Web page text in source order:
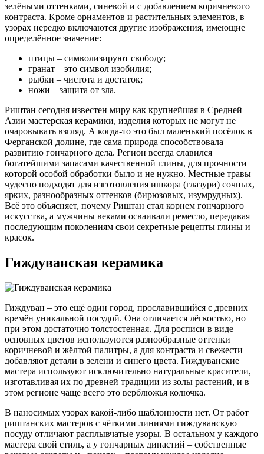
зелёными оттенками, синевой и с добавлением коричневого
контраста. Кроме орнаментов и растительных элементов, в
узорах нередко включаются другие изображения, имеющие
определённое значение:
птицы – символизируют свободу;
гранат – это символ изобилия;
рыбки – чистота и достаток;
ножи – защита от зла.
Риштан сегодня известен миру как крупнейшая в Средней
Азии мастерская керамики, изделия которых не могут не
очаровывать взгляд. А когда-то это был маленький посёлок в
Ферганской долине, где сама природа способствовала
развитию гончарного дела. Регион всегда славился
богатейшими запасами качественной глины, для прочности
которой особой обработки было и не нужно. Местные травы
чудесно подходят для изготовления ишкора (глазури) сочных,
ярких, разнообразных оттенков (бирюзовых, изумрудных).
Всё это объясняет, почему Риштан стал корнем гончарного
искусства, а мужчины веками осваивали ремесло, передавая
последующим поколениям свои секретные рецепты глины и
красок.
Гиждуванская керамика
Гиждуван – это ещё один город, прославившийся с древних
времён уникальной посудой. Она отличается лёгкостью, но
при этом достаточно толстостенная. Для росписи в виде
основных цветов используются разнообразные оттенки
коричневой и жёлтой палитры, а для контраста и свежести
добавляют детали в зелени и синего цвета. Гиждуванские
мастера используют исключительно натуральные красители,
изготавливая их по древней традиции из золы растений, и в
этом регионе чаще всего это верблюжья колючка.
В наносимых узорах какой-либо шаблонности нет. От работ
риштанских мастеров с чёткими линиями гиждуванскую
посуду отличают расплывчатые узоры. В остальном у каждого
мастера свой стиль, а у гончарных династий – собственные